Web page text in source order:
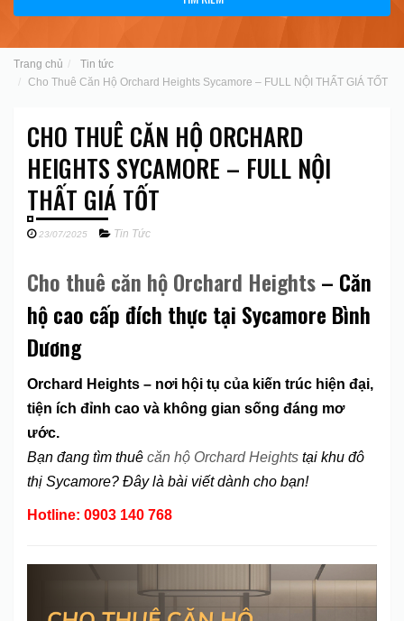
Trang chủ
Tin tức
Cho Thuê Căn Hộ Orchard Heights Sycamore – FULL NỘI THẤT GIÁ TỐT
CHO THUÊ CĂN HỘ ORCHARD
HEIGHTS SYCAMORE – FULL NỘI
THẤT GIÁ TỐT
23/07/2025 Tin Tức
Cho thuê căn hộ Orchard Heights– Căn
hộ cao cấp đích thực tại Sycamore Bình
Dương
Orchard Heights – nơi hội tụ của kiến trúc hiện đại,
tiện ích đỉnh cao và không gian sống đáng mơ
ước.
Bạn đang tìm thuê căn hộ Orchard Heights tại khu đô
thị Sycamore? Đây là bài viết dành cho bạn!
Hotline: 0903 140 768